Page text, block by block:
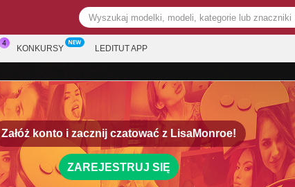
KONKURSY LEDITUT APP
Załóż konto i zacznij czatować z LisaMonroe!
ZAREJESTRUJ SIĘ